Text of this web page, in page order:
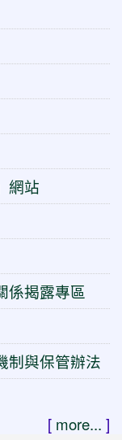
網站
係揭露專區
制與保管辦法
[ more... ]